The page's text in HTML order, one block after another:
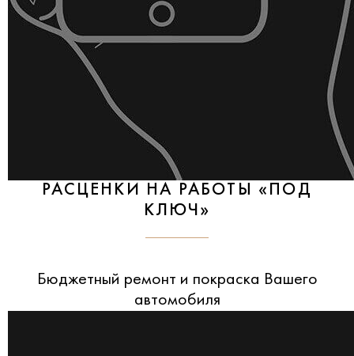
РАСЦЕНКИ НА РАБОТЫ «ПОД
КЛЮЧ»
Бюджетный ремонт и покраска Вашего
автомобиля